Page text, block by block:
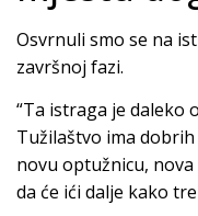
Osvrnuli smo se na
završnoj fazi.
“Ta istraga je daleko
Tužilaštvo ima
novu optužnicu, nova
da će ići dalje kako